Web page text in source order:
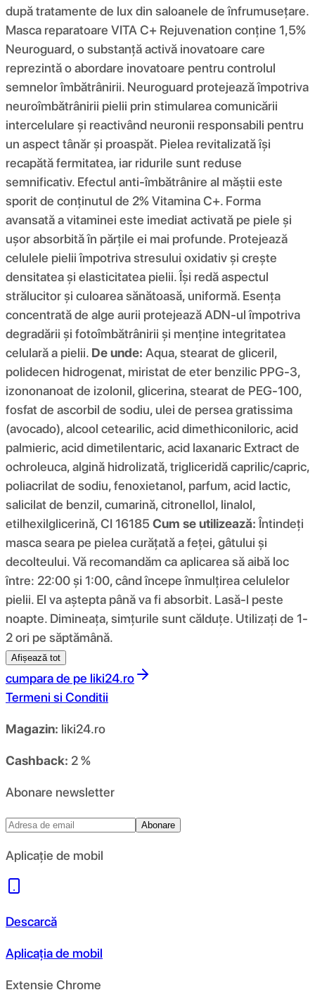
după tratamente de lux din saloanele de înfrumusețare.
Masca reparatoare VITA C+ Rejuvenation conține 1,5%
Neuroguard, o substanță activă inovatoare care
reprezintă o abordare inovatoare pentru controlul
semnelor îmbătrânirii. Neuroguard protejează împotriva
neuroîmbătrânirii pielii prin stimularea comunicării
intercelulare și reactivând neuronii responsabili pentru
un aspect tânăr și proaspăt. Pielea revitalizată își
recapătă fermitatea, iar ridurile sunt reduse
semnificativ. Efectul anti-îmbătrânire al măștii este
sporit de conținutul de 2% Vitamina C+. Forma
avansată a vitaminei este imediat activată pe piele și
ușor absorbită în părțile ei mai profunde. Protejează
celulele pielii împotriva stresului oxidativ și crește
densitatea și elasticitatea pielii. Își redă aspectul
strălucitor și culoarea sănătoasă, uniformă. Esența
concentrată de alge aurii protejează ADN-ul împotriva
degradării și fotoîmbătrânirii și menține integritatea
celulară a pielii. De unde: Aqua, stearat de gliceril,
polidecen hidrogenat, miristat de eter benzilic PPG-3,
izononanoat de izolonil, glicerina, stearat de PEG-100,
fosfat de ascorbil de sodiu, ulei de persea gratissima
(avocado), alcool cetearilic, acid dimethiconiloric, acid
palmieric, acid dimetilentaric, acid laxanaric Extract de
ochroleuca, algină hidrolizată, trigliceridă caprilic/capric,
poliacrilat de sodiu, fenoxietanol, parfum, acid lactic,
salicilat de benzil, cumarină, citronellol, linalol,
etilhexilglicerină, CI 16185 Cum se utilizează:Întindeți
masca seara pe pielea curățată a feței, gâtului și
decolteului. Vă recomandăm ca aplicarea să aibă loc
între: 22:00 și 1:00, când începe înmulțirea celulelor
pielii. El va aștepta până va fi absorbit. Lasă-l peste
noapte. Dimineața, simțurile sunt călduțe. Utilizați de 1-
2 ori pe săptămână.
Afișează tot
cumpara de pe liki24.ro
Termeni si Conditii
Magazin: liki24.ro
Cashback: 2 %
Abonare newsletter
Abonare
Aplicație de mobil
Descarcă
Aplicația de mobil
Extensie Chrome